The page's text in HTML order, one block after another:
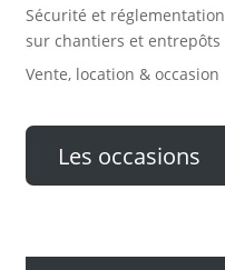
Sécurité et réglementation
sur chantiers et entrepôts
Vente, location & occasion
Les occasions